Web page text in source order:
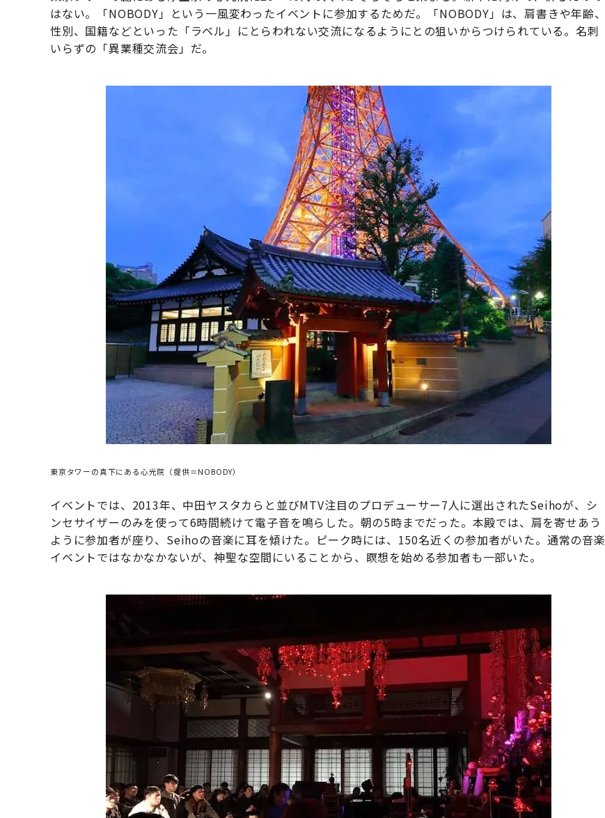
はない。「NOBODY」という一風変わったイベントに参加するためだ。「NOBODY」は、肩書きや年齢、
性別、国籍などといった「ラベル」にとらわれない交流になるようにとの狙いからつけられている。名刺
いらずの「異業種交流会」だ。
東京タワーの真下にある心光院（提供＝NOBODY）
イベントでは、2013年、中田ヤスタカらと並びMTV注目のプロデューサー7人に選出されたSeihoが、シ
ンセサイザーのみを使って6時間続けて電子音を鳴らした。朝の5時までだった。本殿では、肩を寄せあう
ように参加者が座り、Seihoの音楽に耳を傾けた。ピーク時には、150名近くの参加者がいた。通常の音楽
イベントではなかなかないが、神聖な空間にいることから、瞑想を始める参加者も一部いた。